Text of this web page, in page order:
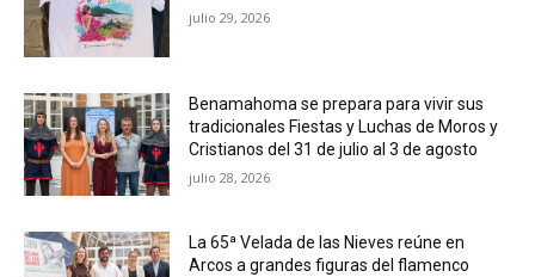
julio 29, 2026
Benamahoma se prepara para vivir sus
tradicionales Fiestas y Luchas de Moros y
Cristianos del 31 de julio al 3 de agosto
julio 28, 2026
La 65ª Velada de las Nieves reúne en
Arcos a grandes figuras del flamenco